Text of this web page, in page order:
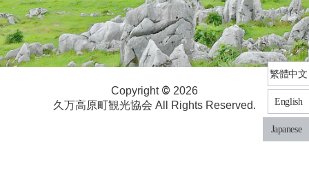
繁體中文
English
Japanese
Copyright © 2026
久万高原町観光協会 All Rights Reserved.